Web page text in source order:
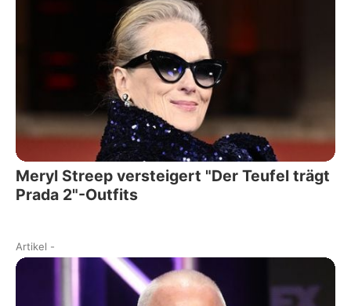
Meryl Streep versteigert "Der Teufel trägt
Prada 2"-Outfits
Artikel -